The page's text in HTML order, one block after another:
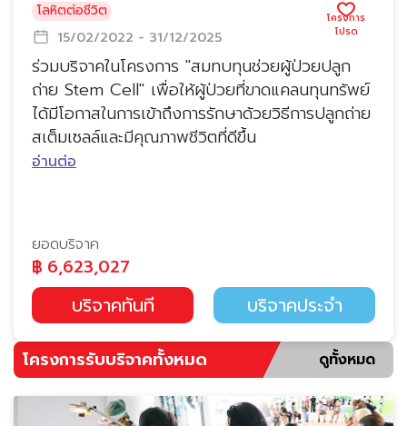
โลหิตต่อชีวิต
15/02/2022 - 31/12/2025
ร่วมบริจาคในโครงการ "สมทบทุนช่วยผู้ป่วยปลูก
ถ่าย Stem Cell" เพื่อให้ผู้ป่วยที่ขาดแคลนทุนทรัพย์
ได้มีโอกาสในการเข้าถึงการรักษาด้วยวิธีการปลูกถ่าย
สเต็มเซลล์และมีคุณภาพชีวิตที่ดีขึ้น
อ่านต่อ
ยอดบริจาค
฿ 6,623,027
บริจาคทันที บริจาคประจำ
โครงการรับบริจาคทั้งหมด ดูทั้งหมด